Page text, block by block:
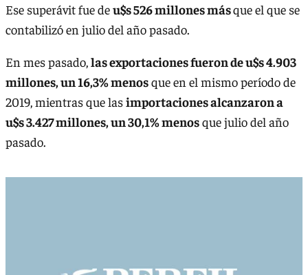
Ese superávit fue deu$s 526 millones másque el que se
contabilizó en julio del año pasado.
En mes pasado,las exportaciones fueron de u$s 4.903
millones, un 16,3% menosque en el mismo período de
2019, mientras que lasimportaciones alcanzaron a
u$s 3.427 millones, un 30,1% menosque julio del año
pasado.